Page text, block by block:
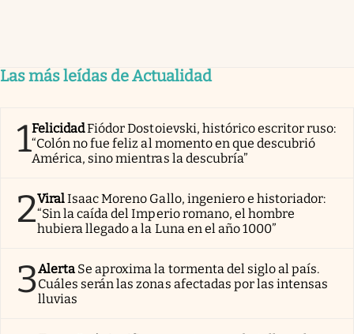
Las más leídas de Actualidad
1FelicidadFiódor Dostoievski, histórico escritor ruso:
“Colón no fue feliz al momento en que descubrió
América, sino mientras la descubría”
2ViralIsaac Moreno Gallo, ingeniero e historiador:
“Sin la caída del Imperio romano, el hombre
hubiera llegado a la Luna en el año 1000”
3Alerta Se aproxima la tormenta del siglo al país.
Cuáles serán las zonas afectadas por las intensas
lluvias